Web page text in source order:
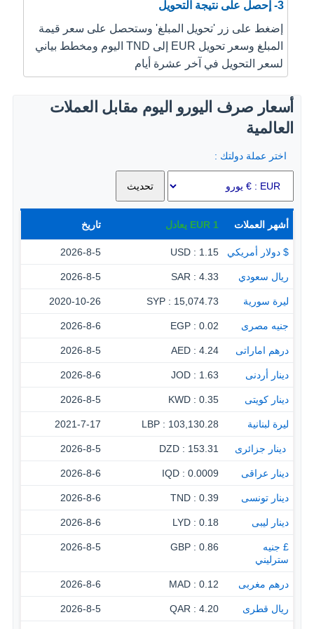
3- إحصل على نتيجة التحويل
إضغط على زر 'تحويل المبلغ' وستحصل على سعر قيمة
المبلغ وسعر تحويل EUR إلى TND اليوم ومخطط بياني
لسعر التحويل في آخر عشرة أيام
أسعار صرف اليورو اليوم مقابل العملات
العالمية
اختر عملة دولتك :
أشهر العملات 1
EUR يعادل تاريخ
$ دولار أمريكي 1.15 : USD
2026-8-5
ريال سعودي 4.33 : SAR
2026-8-5
ليرة سورية 15,074.73 : SYP
2020-10-26
جنيه مصرى 0.02 : EGP
2026-8-6
درهم اماراتى 4.24 : AED
2026-8-5
دينار أردنى 1.63 : JOD
2026-8-6
دينار كويتى 0.35 : KWD
2026-8-5
ليرة لبنانية 103,130.28 : LBP
2021-7-17
‏ دينار جزائرى 153.31 : DZD
2026-8-5
دينار عراقى 0.0009 : IQD
2026-8-6
دينار تونسى 0.39 : TND
2026-8-6
دينار ليبى 0.18 : LYD
2026-8-6
£ جنيه
سترليني
0.86 : GBP
2026-8-5
درهم مغربى 0.12 : MAD
2026-8-6
ريال قطرى 4.20 : QAR
2026-8-5